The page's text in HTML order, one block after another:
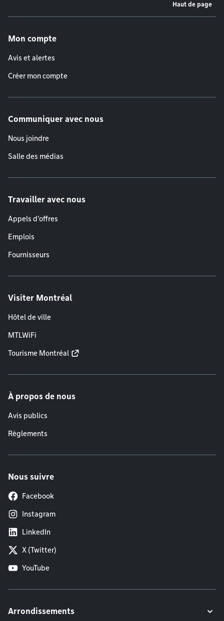
Haut de page
Mon compte
Avis et alertes
Créer mon compte
Communiquer avec nous
Nous joindre
Salle des médias
Travailler avec nous
Appels d'offres
Emplois
Fournisseurs
Visiter Montréal
Hôtel de ville
MTLWiFi
Tourisme Montréal
À propos de nous
Avis publics
Règlements
Nous suivre
Facebook
Instagram
LinkedIn
X (Twitter)
YouTube
Arrondissements